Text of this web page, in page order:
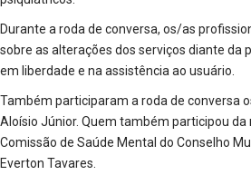
Durante a roda de conversa, os/as
sobre as alterações dos serviços diante da
em liberdade e na assistência ao usuário.
Também participaram a roda de conversa
Aloísio Júnior. Quem também participou
Comissão de Saúde Mental do Conselho
Everton Tavares.